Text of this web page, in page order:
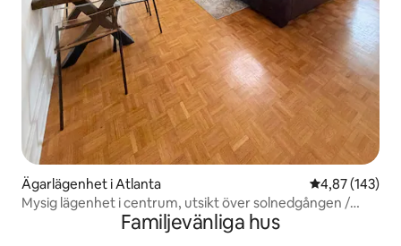
Ägarlägenhet i Atlanta 4,87 av 5 i
4,87 (143)
Mysig lägenhet i centrum, utsikt över solnedgången /
dubbelsäng / 22:a våningenFamiljevänliga hus